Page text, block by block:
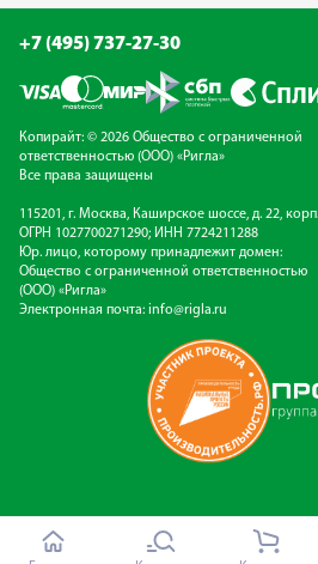
+7 (495) 737-27-30
Копирайт: © 2026 Общество с ограниченной
ответственностью (ООО) «Ригла»
Все права защищены
115201, г. Москва, Каширское шоссе, д. 22, корп.
ОГРН 1027700271290; ИНН 7724211288
Юр. лицо, которому принадлежит домен:
Общество с ограниченной ответственностью
(ООО) «Ригла»
Электронная почта: info@rigla.ru